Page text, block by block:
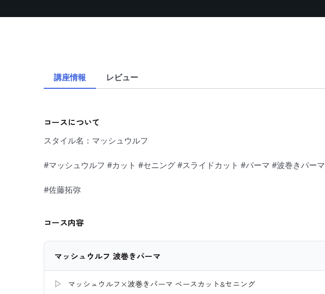
講座情報 レビュー
コースについて
スタイル名：マッシュウルフ
#マッシュウルフ #カット #セニング #スライドカット #パーマ #波巻きパーマ
#佐藤拓弥
コース内容
マッシュウルフ 波巻きパーマ
マッシュウルフ×波巻きパーマ ベースカット&セニング